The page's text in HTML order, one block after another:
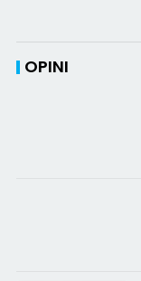
OPINI